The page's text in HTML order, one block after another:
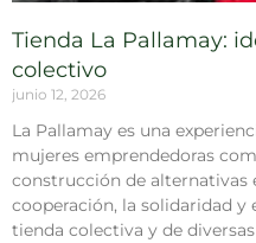
Tienda La Pallamay:
colectivo
junio 12, 2026
La Pallamay es una
mujeres emprendedoras
construcción de alternativas
cooperación, la solidaridad y
tienda colectiva y de